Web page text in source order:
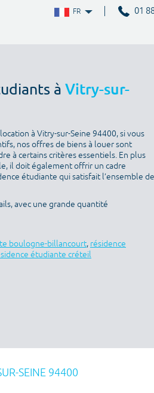
FR 01
à Vitry-sur-
à Vitry-sur-Seine 94400, si vous
nos offres de biens à louer sont
à certains critères essentiels. En plus
il doit également offrir un cadre
étudiante qui satisfait l’ensemble de
avec une grande quantité
boulogne-billancourt, résidence
étudiante créteil
SEINE 94400